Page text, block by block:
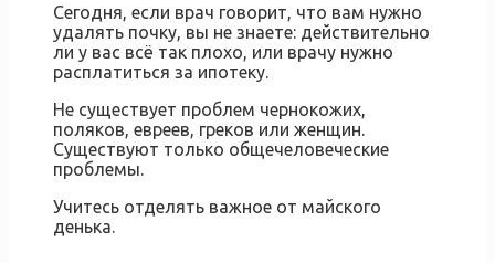
Сегодня, если врач говорит, что вам нужно
удалять почку, вы не знаете: действительно
ли у вас всё так плохо, или врачу нужно
расплатиться за ипотеку.
Не существует проблем чернокожих,
поляков, евреев, греков или женщин.
Существуют только общечеловеческие
проблемы.
Учитесь отделять важное от майского
денька.